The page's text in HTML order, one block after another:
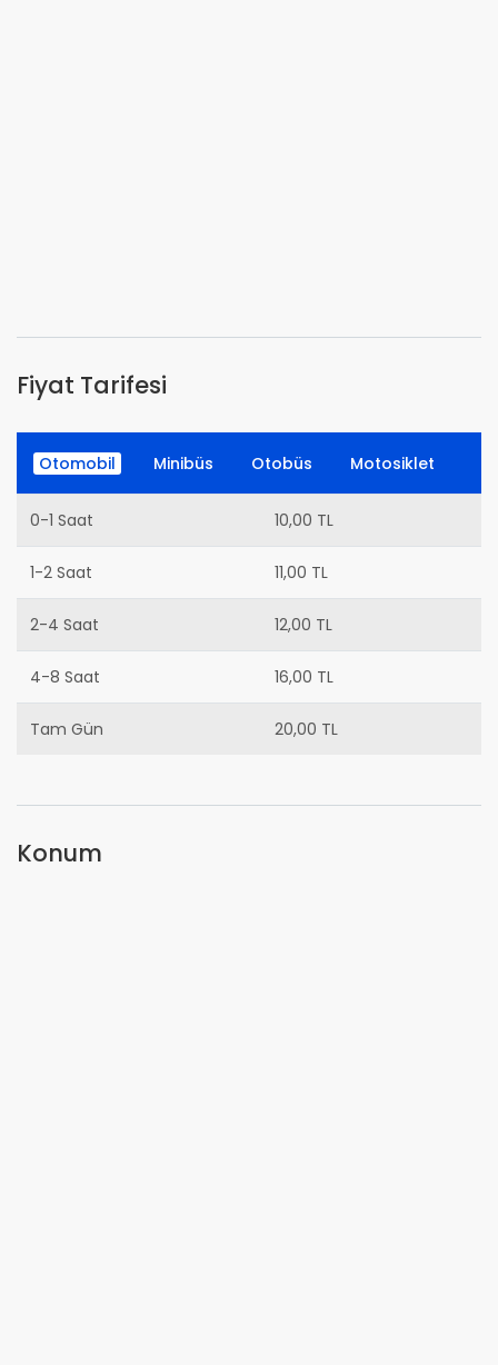
Fiyat Tarifesi
Otomobil Minibüs Otobüs Motosiklet
0-1 Saat 10,00 TL
1-2 Saat 11,00 TL
2-4 Saat 12,00 TL
4-8 Saat 16,00 TL
Tam Gün 20,00 TL
Konum